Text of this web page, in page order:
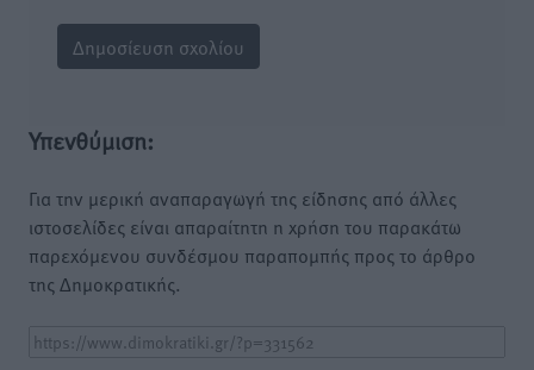
Υπενθύμιση:
Για την μερική αναπαραγωγή της είδησης από άλλες
ιστοσελίδες είναι απαραίτητη η χρήση του παρακάτω
παρεχόμενου συνδέσμου παραπομπής προς το άρθρο
της Δημοκρατικής.